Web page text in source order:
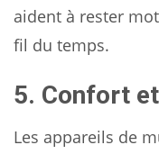
aident à rester
fil du temps.
5. Confort
Les appareils de